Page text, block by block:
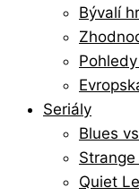
Bývalí
Seriály
Blues
Quiet